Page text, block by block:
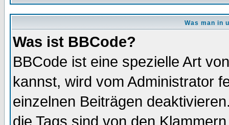
Was man in
Was ist BBCode?
BBCode ist eine spezielle Art
kannst, wird vom Administrator
einzelnen Beiträgen
die Tags sind von den